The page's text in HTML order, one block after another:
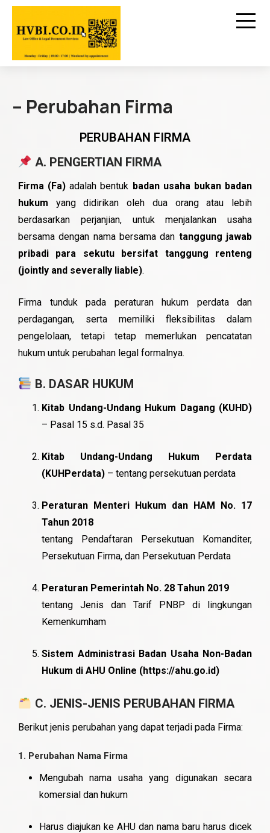
– Perubahan Firma
PERUBAHAN FIRMA
A. PENGERTIAN FIRMA
Firma (Fa) adalah bentuk badan usaha bukan badan
hukum yang didirikan oleh dua orang atau lebih
berdasarkan perjanjian, untuk menjalankan usaha
bersama dengan nama bersama dan tanggung jawab
pribadi para sekutu bersifat tanggung renteng
(jointly and severally liable).
Firma tunduk pada peraturan hukum perdata dan
perdagangan, serta memiliki fleksibilitas dalam
pengelolaan, tetapi tetap memerlukan pencatatan
hukum untuk perubahan legal formalnya.
B. DASAR HUKUM
Kitab Undang-Undang Hukum Dagang (KUHD)
– Pasal 15 s.d. Pasal 35
Kitab Undang-Undang Hukum Perdata
(KUHPerdata) – tentang persekutuan perdata
Peraturan Menteri Hukum dan HAM No. 17
Tahun 2018
tentang Pendaftaran Persekutuan Komanditer,
Persekutuan Firma, dan Persekutuan Perdata
Peraturan Pemerintah No. 28 Tahun 2019
tentang Jenis dan Tarif PNBP di lingkungan
Kemenkumham
Sistem Administrasi Badan Usaha Non-Badan
Hukum di AHU Online (https://ahu.go.id)
C. JENIS-JENIS PERUBAHAN FIRMA
Berikut jenis perubahan yang dapat terjadi pada Firma:
1. Perubahan Nama Firma
Mengubah nama usaha yang digunakan secara
komersial dan hukum
Harus diajukan ke AHU dan nama baru harus dicek